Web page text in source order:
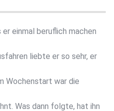
er einmal beruflich machen
liebte er so sehr, er
Wochenstart war die
Was dann folgte, hat ihn